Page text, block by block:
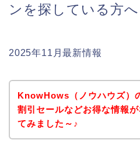
ンを探している方へ
2025年11月最新情報
KnowHows（ノウハウズ）
割引セールなどお得な情報
てみました～♪